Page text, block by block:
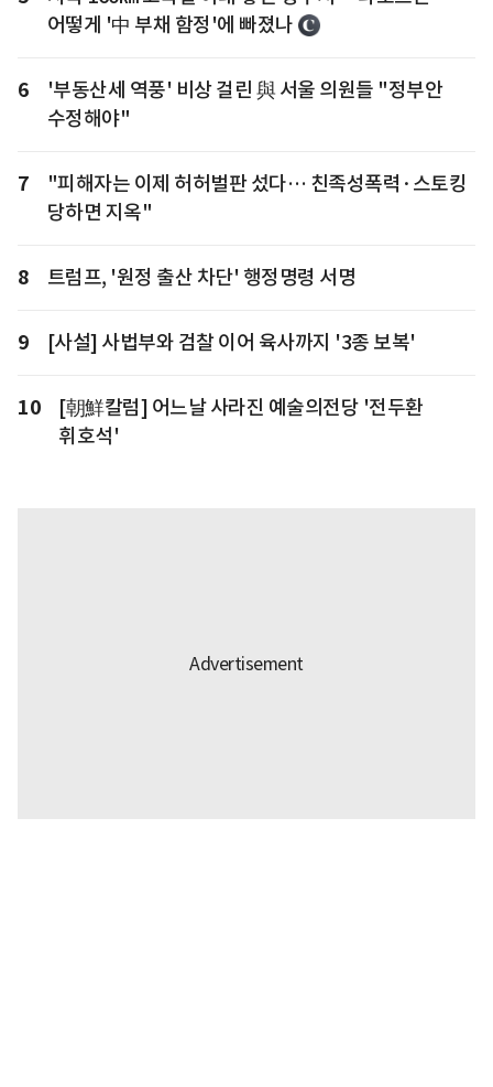
어떻게 '中 부채 함정'에 빠졌나
6
'부동산세 역풍' 비상 걸린 與 서울 의원들 "정부안
수정해야"
7
"피해자는 이제 허허벌판 섰다… 친족성폭력·스토킹
당하면 지옥"
8 트럼프, '원정 출산 차단' 행정명령 서명
9 [사설] 사법부와 검찰 이어 육사까지 '3종 보복'
10
[朝鮮칼럼] 어느날 사라진 예술의전당 '전두환
휘호석'